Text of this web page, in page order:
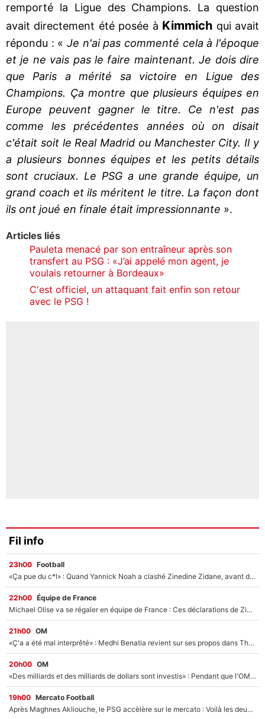
remporté la Ligue des Champions. La question
avait directement été posée à Kimmich qui avait
répondu : « Je n'ai pas commenté cela à l'époque
et je ne vais pas le faire maintenant. Je dois dire
que Paris a mérité sa victoire en Ligue des
Champions. Ça montre que plusieurs équipes en
Europe peuvent gagner le titre. Ce n'est pas
comme les précédentes années où on disait
c'était soit le Real Madrid ou Manchester City. Il y
a plusieurs bonnes équipes et les petits détails
sont cruciaux. Le PSG a une grande équipe, un
grand coach et ils méritent le titre. La façon dont
ils ont joué en finale était impressionnante ».
Articles liés
Pauleta menacé par son entraîneur après son
transfert au PSG : «J’ai appelé mon agent, je
voulais retourner à Bordeaux»
C'est officiel, un attaquant fait enfin son retour
avec le PSG !
Fil info
23h00 Football
«Ça pue du c*l» : Quand Yannick Noah a clashé Zinedine Zidane, avant de se faire recadrer par le nouveau sélectionneur de l'équipe de France !
22h00 Équipe de France
Michael Olise va se régaler en équipe de France : Ces déclarations de Zinedine Zidane qui prouvent qu'il va tout miser sur la star du Bayern Munich !
21h00 OM
«Ç'a a été mal interprêté» : Medhi Benatia revient sur ses propos dans The Bridge et précise ses conditions pour rejoindre le PSG !
20h00 OM
«Des milliards et des milliards de dollars sont investis» : Pendant que l'OM est en pleine crise financière, Frank McCourt lance un nouveau projet à 260M€ !
19h00 Mercato Football
Après Maghnes Akliouche, le PSG accèlère sur le mercato : Voilà les deux nouvelles recrues qui vont signer la semaine prochaine ?